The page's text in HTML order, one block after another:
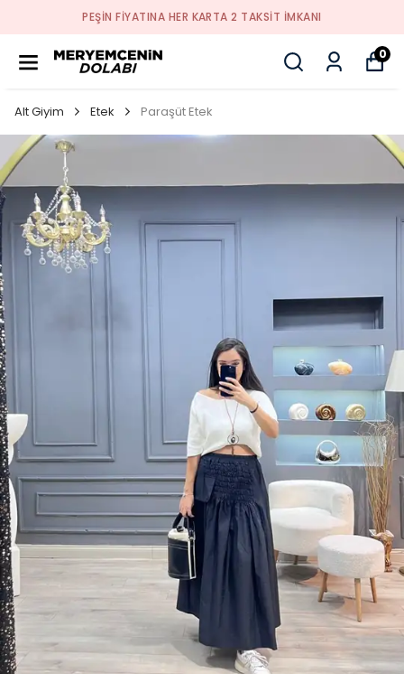
PEŞİN FİYATINA HER KARTA 2 TAKSİT İMKANI
0
Alt Giyim Etek Paraşüt Etek